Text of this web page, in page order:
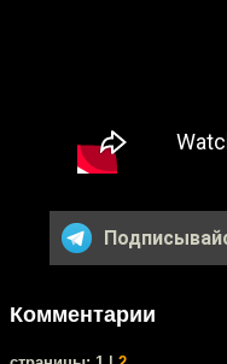
Комментарии